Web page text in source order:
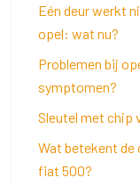
Eén deur werkt
opel: wat nu?
Problemen bij
symptomen?
Sleutel met chip
Wat betekent
fiat 500?